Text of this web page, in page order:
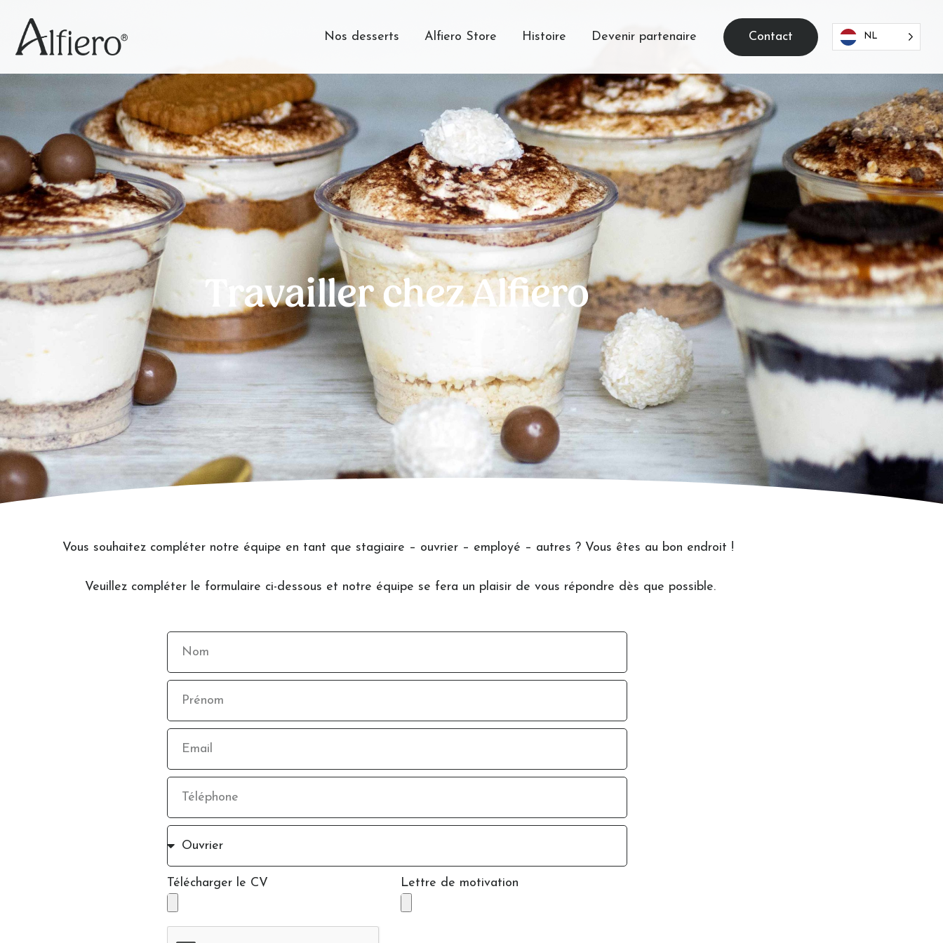
Nos desserts Alfiero Store Histoire Devenir partenaire Contact NL
Travailler chez Alfiero
Vous souhaitez compléter notre équipe en tant que stagiaire – ouvrier – employé – autres ? Vous êtes au bon endroit !
Veuillez compléter le formulaire ci-dessous et notre équipe se fera un plaisir de vous répondre dès que possible.
Télécharger le CV Lettre de motivation